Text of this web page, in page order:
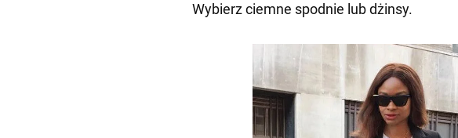
Wybierz ciemne spodnie lub dżinsy.